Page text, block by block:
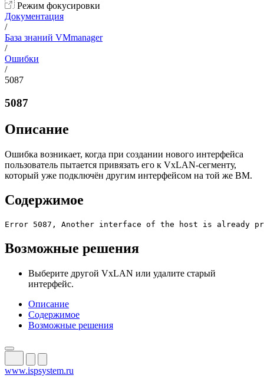
Режим фокусировки
Документация
/
База знаний VMmanager
/
Ошибки
/
5087
5087
Описание
Ошибка возникает, когда при создании нового интерфейса
пользователь пытается привязать его к VxLAN-сегменту,
который уже подключён другим интерфейсом на той же ВМ.
Содержимое
Error 5087, Another interface of the host is already
Возможные решения
Выберите другой VxLAN или удалите старый
интерфейс.
Описание
Содержимое
Возможные решения
www.ispsystem.ru